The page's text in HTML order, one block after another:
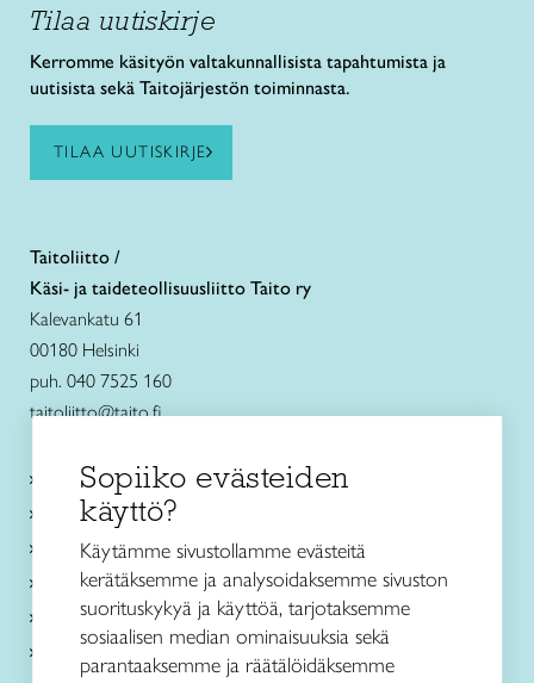
Tilaa uutiskirje
Kerromme käsityön valtakunnallisista tapahtumista ja
uutisista sekä Taitojärjestön toiminnasta.
TILAA UUTISKIRJE
Taitoliitto /
Käsi- ja taideteollisuusliitto Taito ry
Kalevankatu 61
00180 Helsinki
puh. 040 7525 160
taitoliitto@taito.fi
Käsityökurssit ja koulutus
Ajankohtaista
Käsityöohjeet
Me olemme Taito
Paikallinen toiminta
Verkkokaupat
Sopiiko evästeiden
käyttö?
Käytämme sivustollamme evästeitä
kerätäksemme ja analysoidaksemme sivuston
suorituskykyä ja käyttöä, tarjotaksemme
sosiaalisen median ominaisuuksia sekä
parantaaksemme ja räätälöidäksemme